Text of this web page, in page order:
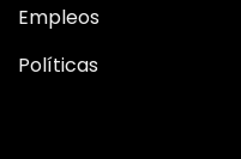
Empleos
Políticas